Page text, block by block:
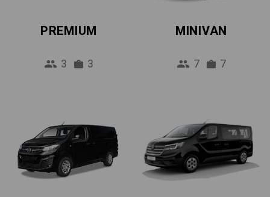
PREMIUM
3 3
MINIVAN
7 7